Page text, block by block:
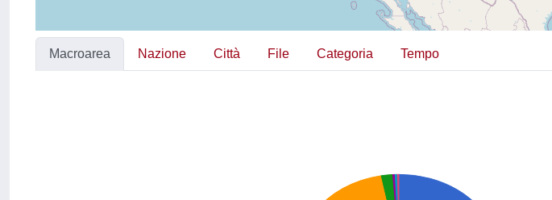
Macroarea Nazione Città File Categoria Tempo